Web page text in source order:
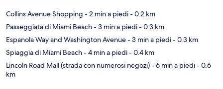
Collins Avenue Shopping - 2 min a piedi- 0.2 km
Passeggiata di Miami Beach- 3 min a piedi- 0.3 km
Espanola Way and Washington Avenue- 3 min a piedi- 0.3 km
Spiaggia di Miami Beach- 4 min a piedi- 0.4 km
Lincoln Road Mall (strada con numerosi negozi)- 6 min a piedi- 0.6
km